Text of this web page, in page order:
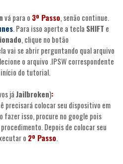
vá para o 3º Passo, senão continue.
. Para isso aperte a tecla SHIFT e
, clique no botão
vai se abrir perguntando qual arquivo
o arquivo .IPSW correspondente
início do tutorial.
jáJailbroken):
precisará colocar seu dispositivo em
fazer isso, procure no google pois
Depois de colocar seu
o 2º Passo.